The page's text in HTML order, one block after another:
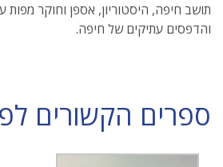
תושב חיפה, היסטוריון, אספן וחוקר
והדפסים עתיקים של חיפה.
ספרים הקשורים